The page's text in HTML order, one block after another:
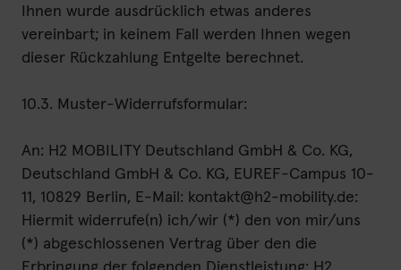
Ihnen wurde ausdrücklich etwas anderes
vereinbart; in keinem Fall werden Ihnen wegen
dieser Rückzahlung Entgelte berechnet.
10.3. Muster-Widerrufsformular:
An: H2 MOBILITY Deutschland GmbH & Co. KG,
Deutschland GmbH & Co. KG, EUREF-Campus 10-
11, 10829 Berlin, E-Mail: kontakt@h2-mobility.de:
Hiermit widerrufe(n) ich/wir (*) den von mir/uns
(*) abgeschlossenen Vertrag über den die